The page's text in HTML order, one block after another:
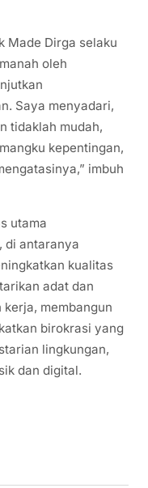
Made Dirga selaku
oleh
Saya menyadari,
tidaklah mudah,
kepentingan,
imbuh
utama
di antaranya
kualitas
adat dan
membangun
birokrasi yang
lingkungan,
dan digital.